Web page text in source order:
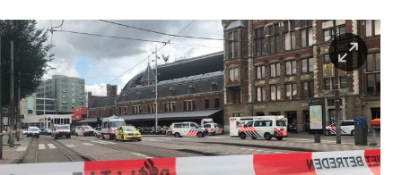
sport
berlin
nord
wahrheit